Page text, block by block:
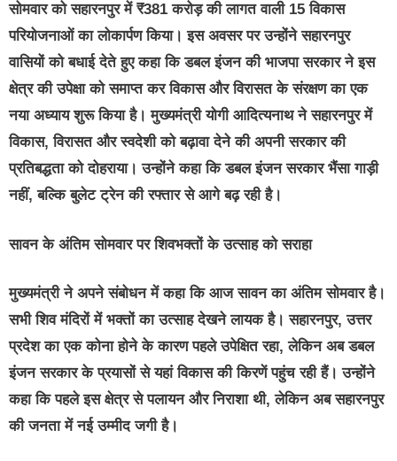
सोमवार को सहारनपुर में ₹381 करोड़ की लागत वाली 15 विकास
परियोजनाओं का लोकार्पण किया। इस अवसर पर उन्होंने सहारनपुर
वासियों को बधाई देते हुए कहा कि डबल इंजन की भाजपा सरकार ने इस
क्षेत्र की उपेक्षा को समाप्त कर विकास और विरासत के संरक्षण का एक
नया अध्याय शुरू किया है। मुख्यमंत्री योगी आदित्यनाथ ने सहारनपुर में
विकास, विरासत और स्वदेशी को बढ़ावा देने की अपनी सरकार की
प्रतिबद्धता को दोहराया। उन्होंने कहा कि डबल इंजन सरकार भैंसा गाड़ी
नहीं, बल्कि बुलेट ट्रेन की रफ्तार से आगे बढ़ रही है।
सावन के अंतिम सोमवार पर शिवभक्तों के उत्साह को सराहा
मुख्यमंत्री ने अपने संबोधन में कहा कि आज सावन का अंतिम सोमवार है।
सभी शिव मंदिरों में भक्तों का उत्साह देखने लायक है। सहारनपुर, उत्तर
प्रदेश का एक कोना होने के कारण पहले उपेक्षित रहा, लेकिन अब डबल
इंजन सरकार के प्रयासों से यहां विकास की किरणें पहुंच रही हैं। उन्होंने
कहा कि पहले इस क्षेत्र से पलायन और निराशा थी, लेकिन अब सहारनपुर
की जनता में नई उम्मीद जगी है।